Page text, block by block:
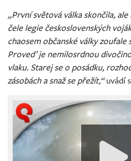
„První světová válka skončila,
čele legie československých
chaosem občanské války zoufale
Proveď je nemilosrdnou
vlaku. Starej se o posádku,
zásobách a snaž se přežít,“uvádí